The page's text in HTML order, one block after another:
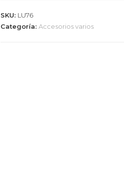
SKU: LU76
Categoría: Accesorios varios